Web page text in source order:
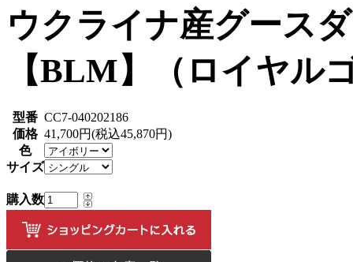
ウクライナ産グース
【BLM】（ロイヤル
型番 CC7-040202186
価格 41,700円(税込45,870円)
色
サイズ
購入数